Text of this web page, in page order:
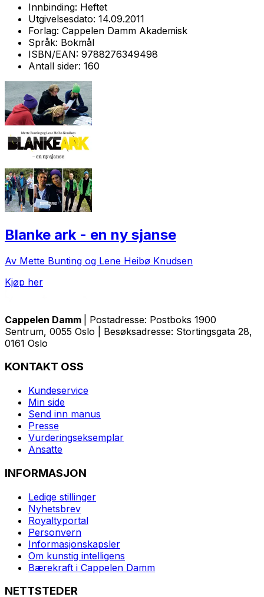
Innbinding: Heftet
Utgivelsesdato: 14.09.2011
Forlag: Cappelen Damm Akademisk
Språk: Bokmål
ISBN/EAN: 9788276349498
Antall sider: 160
Blanke ark - en ny sjanse
Av Mette Bunting og Lene Heibø Knudsen
Kjøp her
Cappelen Damm
| Postadresse: Postboks 1900
Sentrum, 0055 Oslo | Besøksadresse: Stortingsgata 28,
0161 Oslo
KONTAKT OSS
Kundeservice
Min side
Send inn manus
Presse
Vurderingseksemplar
Ansatte
INFORMASJON
Ledige stillinger
Nyhetsbrev
Royaltyportal
Personvern
Informasjonskapsler
Om kunstig intelligens
Bærekraft i Cappelen Damm
NETTSTEDER